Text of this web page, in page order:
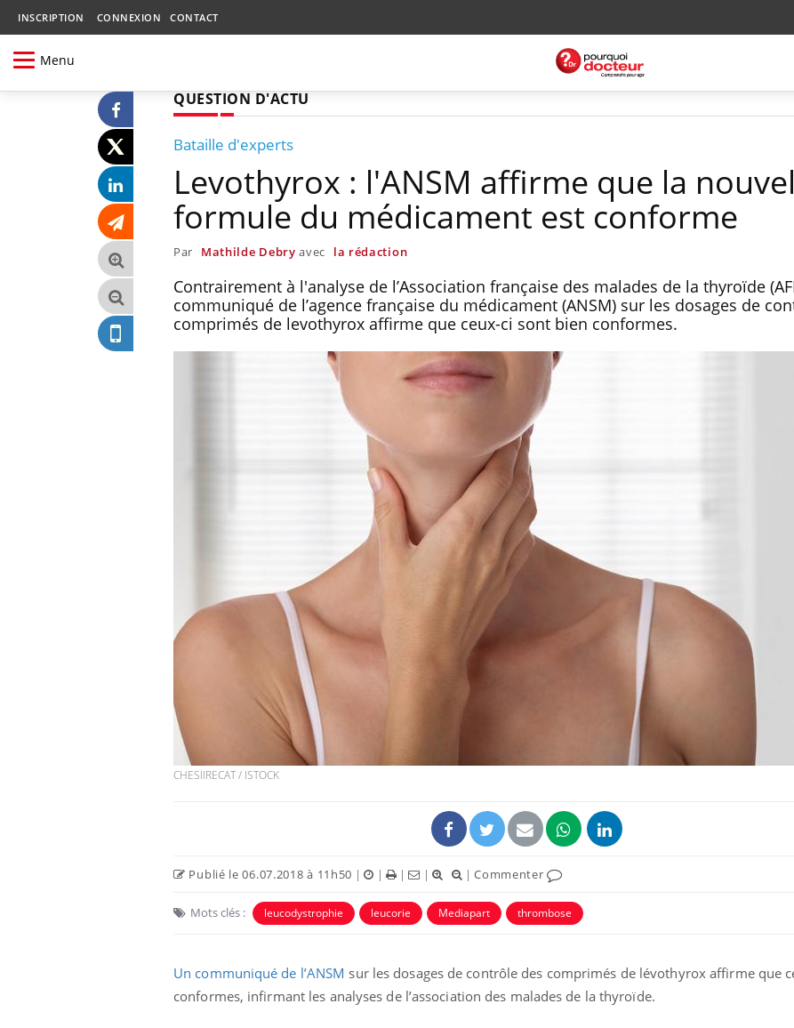
INSCRIPTION CONNEXION CONTACT
Menu
QUESTION D'ACTU
Bataille d'experts
Levothyrox : l'ANSM affirme que la
formule du médicament est conforme
Par Mathilde Debry avec la rédaction
Contrairement à l'analyse de l’Association française des malades de la thyroïde
communiqué de l’agence française du médicament (ANSM) sur les dosages de
comprimés de levothyrox affirme que ceux-ci sont bien conformes.
CHESIIRECAT / ISTOCK
Publié le 06.07.2018 à 11h50 | | | | |Commenter
Mots clés : leucodystrophie leucorie Mediapart thrombose
Un communiqué de l’ANSM sur les dosages de contrôle des comprimés de lévothyrox affirme que
conformes, infirmant les analyses de l’association des malades de la thyroïde.